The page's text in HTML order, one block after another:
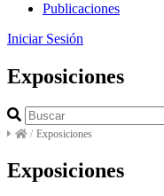
Publicaciones
Iniciar Sesión
Exposiciones
/ Exposiciones
Exposiciones